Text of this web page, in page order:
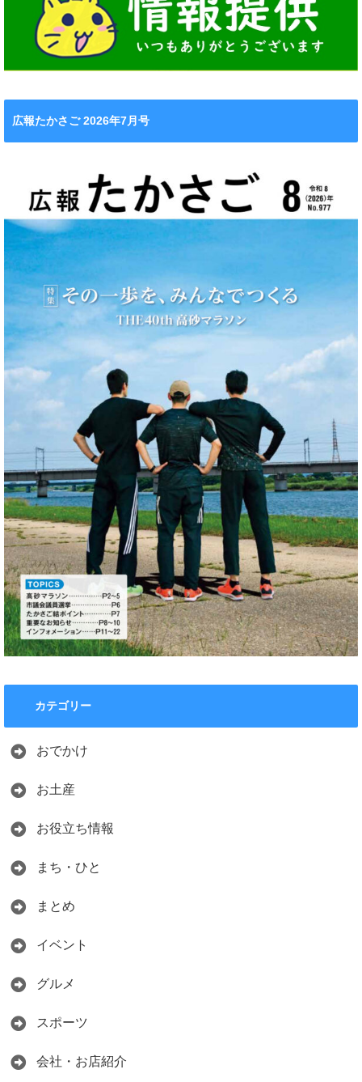
広報たかさご 2026年7月号
カテゴリー
おでかけ
お土産
お役立ち情報
まち・ひと
まとめ
イベント
グルメ
スポーツ
会社・お店紹介